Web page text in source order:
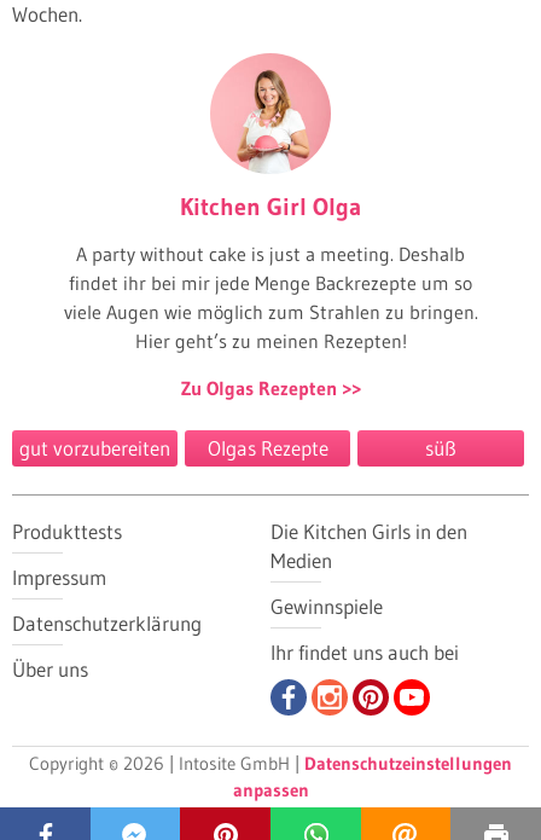
Wochen.
Kitchen Girl Olga
A party without cake is just a meeting. Deshalb
findet ihr bei mir jede Menge Backrezepte um so
viele Augen wie möglich zum Strahlen zu bringen.
Hier geht’s zu meinen Rezepten!
Zu Olgas Rezepten
gut vorzubereiten Olgas Rezepte süß
Produkttests
Impressum
Datenschutzerklärung
Über uns
Die Kitchen Girls in den
Medien
Gewinnspiele
Ihr findet uns auch bei
Copyright © 2026 | Intosite GmbH | Datenschutzeinstellungen
anpassen